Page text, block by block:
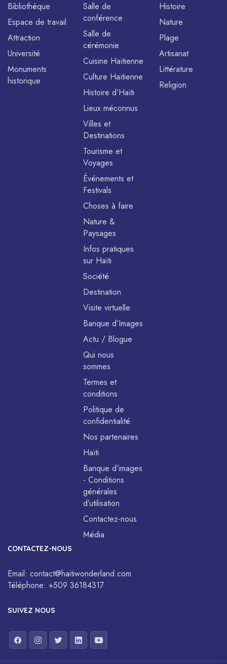
Bibliothèque
Espace de travail
Attraction
Université
Monuments
historique
Salle de
conférence
Salle de
cérémonie
Cuisine Haïtienne
Culture Haïtienne
Histoire d’Haïti
Lieux méconnus
Villes et
Destinations
Tourisme et
Voyages
Événements et
Festivals
Choses à faire
Nature &
Paysages
Infos pratiques
sur Haïti
Société
Destination
Visite virtuelle
Banque d’Images
Actu / Blogue
Qui nous
sommes
Termes et
conditions
Politique de
confidentialité
Nos partenaires
Haïti
Banque d’images
- Conditions
générales
d’utilisation
Contactez-nous
Média
Histoire
Nature
Plage
Artisanat
Littérature
Religion
CONTACTEZ-NOUS
Email: contact@haitiwonderland.com
Téléphone: +509 36184317
SUIVEZ NOUS